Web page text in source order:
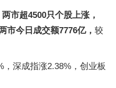
两市超4500只个股上涨，
市今日成交额7776亿， 较
深成指涨2.38%，创业板